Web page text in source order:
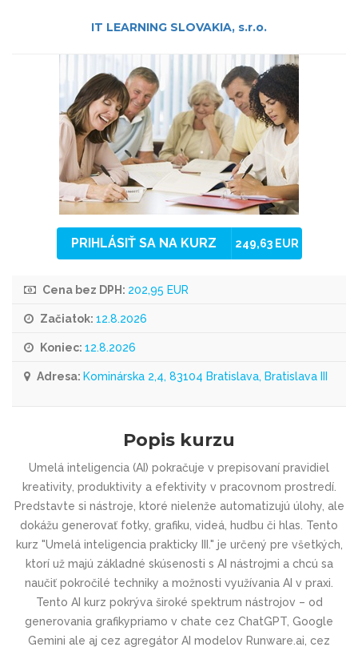
IT LEARNING SLOVAKIA, s.r.o.
PRIHLÁSIŤ SA NA KURZ 249,63 EUR
Cena bez DPH: 202,95 EUR
Začiatok: 12.8.2026
Koniec: 12.8.2026
Adresa: Kominárska 2,4, 83104 Bratislava, Bratislava III
Popis kurzu
Umelá inteligencia (AI) pokračuje v prepisovaní pravidiel
kreativity, produktivity a efektivity v pracovnom prostredí.
Predstavte si nástroje, ktoré nielenže automatizujú úlohy, ale
dokážu generovať fotky, grafiku, videá, hudbu či hlas. Tento
kurz "Umelá inteligencia prakticky III." je určený pre všetkých,
ktorí už majú základné skúsenosti s AI nástrojmi a chcú sa
naučiť pokročilé techniky a možnosti využívania AI v praxi.
Tento AI kurz pokrýva široké spektrum nástrojov – od
generovania grafikypriamo v chate cez ChatGPT, Google
Gemini ale aj cez agregátor AI modelov Runware.ai, cez